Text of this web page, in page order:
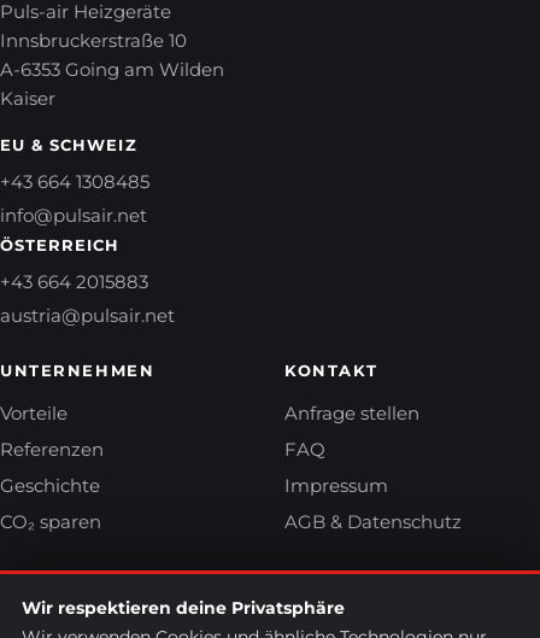
Wir respektieren deine Privatsphäre
Puls-air Heizgeräte
Innsbruckerstraße 10
A-6353 Going am Wilden
Kaiser
EU & SCHWEIZ
+43 664 1308485
info@pulsair.net
ÖSTERREICH
+43 664 2015883
austria@pulsair.net
UNTERNEHMEN
Vorteile
Referenzen
Geschichte
CO₂ sparen
KONTAKT
Anfrage stellen
FAQ
Impressum
AGB & Datenschutz